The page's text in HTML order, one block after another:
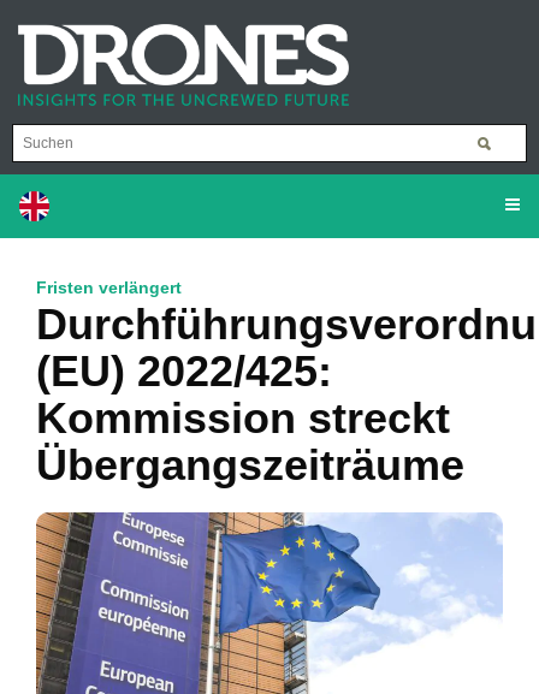
Fristen verlängert
(EU) 2022/425:
Kommission streckt
Übergangszeiträume